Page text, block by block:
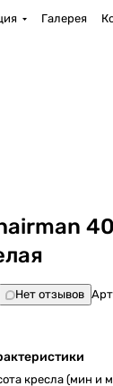
Галерея
Нет отзывов
кресла (мин и